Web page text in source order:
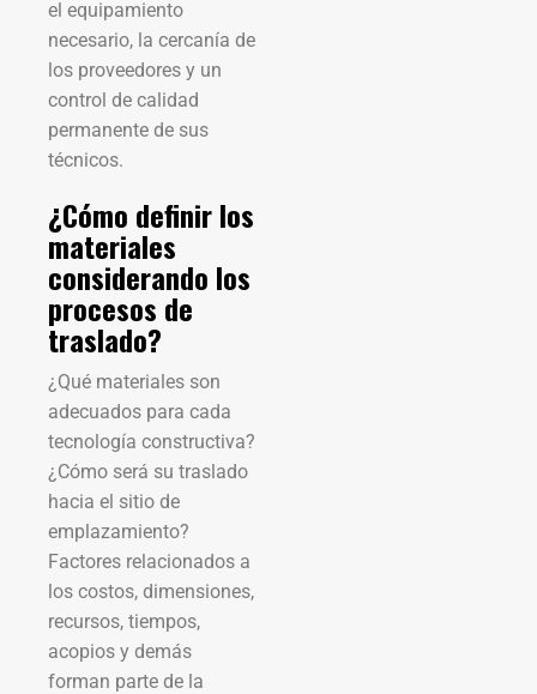
el equipamiento
necesario, la cercanía de
los proveedores y un
control de calidad
permanente de sus
técnicos.
¿Cómo definir los
materiales
considerando los
procesos de
traslado?
¿Qué materiales son
adecuados para cada
tecnología constructiva?
¿Cómo será su traslado
hacia el sitio de
emplazamiento?
Factores relacionados a
los costos, dimensiones,
recursos, tiempos,
acopios y demás
forman parte de la